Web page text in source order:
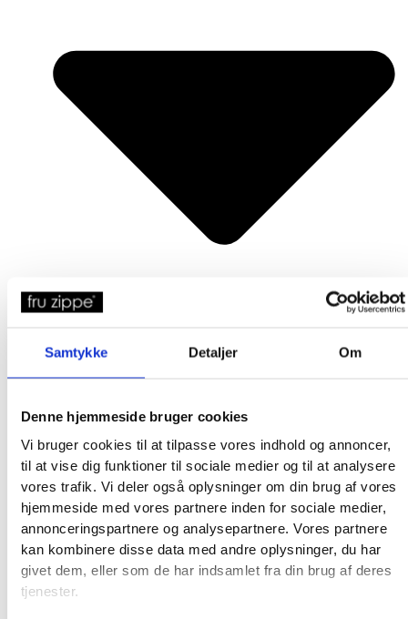
Samtykke Detaljer Om
Denne hjemmeside bruger cookies
Vi bruger cookies til at tilpasse vores indhold og annoncer,
til at vise dig funktioner til sociale medier og til at analysere
vores trafik. Vi deler også oplysninger om din brug af vores
hjemmeside med vores partnere inden for sociale medier,
annonceringspartnere og analysepartnere. Vores partnere
kan kombinere disse data med andre oplysninger, du har
givet dem, eller som de har indsamlet fra din brug af deres
tjenester.
Broderigarn
Broderitilbehør
Strikkeopskrifter og bøger
Istex strikkegarn
Addi Strikketilbehør
Smukke islandske uldtæpper fra Ístex
Videoer